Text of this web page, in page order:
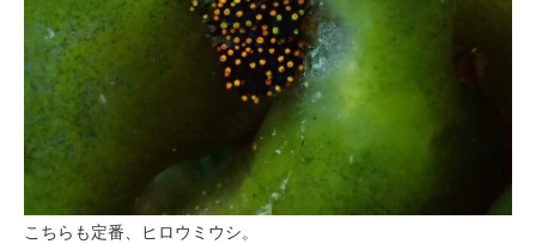
こちらも定番、ヒロウミウシ。